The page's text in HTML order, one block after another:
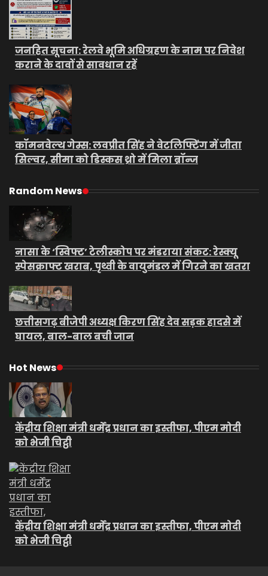
जनहित सूचना: रेलवे भूमि अधिग्रहण के नाम पर निवेश
कराने के दावों से सावधान रहें
कॉमनवेल्थ गेम्स: लवप्रीत सिंह ने वेटलिफ्टिंग में जीता
सिल्वर, सीमा को डिस्कस थ्रो में मिला ब्रॉन्ज
Random News
नासा के ‘स्विफ्ट’ टेलीस्कोप पर मंडराया संकट: रेस्क्यू
स्पेसक्राफ्ट खराब, पृथ्वी के वायुमंडल में गिरने का खतरा
छत्तीसगढ़ बीजेपी अध्यक्ष किरण सिंह देव सड़क हादसे में
घायल, बाल-बाल बची जान
Hot News
केंद्रीय शिक्षा मंत्री धर्मेंद्र प्रधान का इस्तीफा, पीएम मोदी
को भेजी चिट्ठी
केंद्रीय शिक्षा मंत्री धर्मेंद्र प्रधान का इस्तीफा, पीएम मोदी
को भेजी चिट्ठी